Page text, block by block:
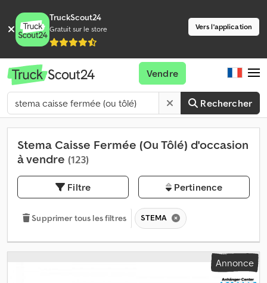
TruckScout24
Gratuit sur le store Vers l'application
Rechercher
Vendre
Stema Caisse Fermée (Ou Tôlé) d'occasion
à vendre (123)
Filtre Pertinence
Supprimer tous les filtres STEMA
Annonce